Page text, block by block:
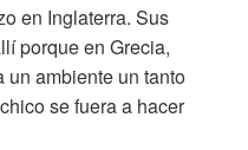
en Inglaterra. Sus
porque en Grecia,
un ambiente un tanto
se fuera a hacer